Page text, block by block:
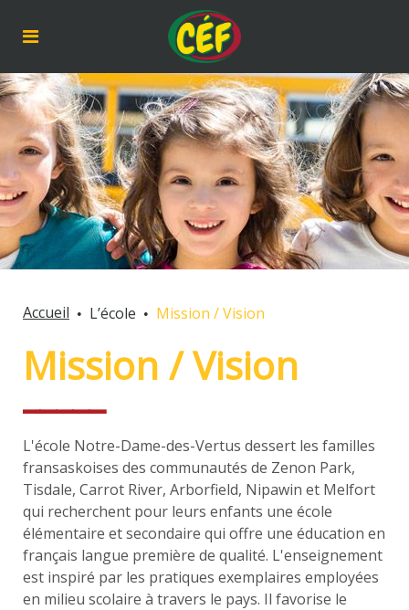
Accueil L’école Mission / Vision
Mission / Vision
L'école Notre-Dame-des-Vertus dessert les familles
fransaskoises des communautés de Zenon Park,
Tisdale, Carrot River, Arborfield, Nipawin et Melfort
qui recherchent pour leurs enfants une école
élémentaire et secondaire qui offre une éducation en
français langue première de qualité. L'enseignement
est inspiré par les pratiques exemplaires employées
en milieu scolaire à travers le pays. Il favorise le